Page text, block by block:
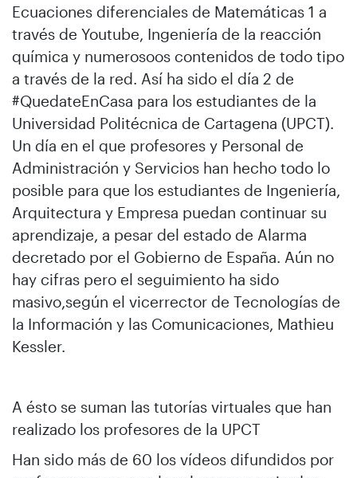
Ecuaciones diferenciales de Matemáticas 1 a
través de Youtube, Ingeniería de la reacción
química y numerosoos contenidos de todo tipo
a través de la red. Así ha sido el día 2 de
#QuedateEnCasa para los estudiantes de la
Universidad Politécnica de Cartagena (UPCT).
Un día en el que profesores y Personal de
Administración y Servicios han hecho todo lo
posible para que los estudiantes de Ingeniería,
Arquitectura y Empresa puedan continuar su
aprendizaje, a pesar del estado de Alarma
decretado por el Gobierno de España. Aún no
hay cifras pero el seguimiento ha sido
masivo,según el vicerrector de Tecnologías de
la Información y las Comunicaciones, Mathieu
Kessler.
A ésto se suman las tutorías virtuales que han
realizado los profesores de la UPCT
Han sido más de 60 los vídeos difundidos por